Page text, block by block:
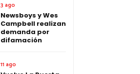
3 ago
Newsboys y Wes
Campbell realizan
demanda por
difamación
11 ago